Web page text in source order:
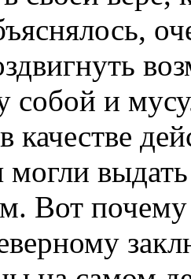
собой и
качестве
Вот